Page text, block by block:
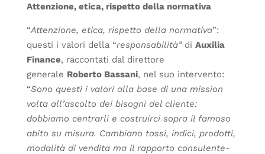
Attenzione, etica, rispetto della normativa
“Attenzione, etica, rispetto della normativa”:
questi i valori della “responsabilità” di Auxilia
Finance, raccontati dal direttore
generale Roberto Bassani, nel suo intervento:
“Sono questi i valori alla base di una mission
volta all’ascolto dei bisogni del cliente:
dobbiamo centrarli e costruirci sopra il famoso
abito su misura. Cambiano tassi, indici, prodotti,
modalità di vendita ma il rapporto consulente-